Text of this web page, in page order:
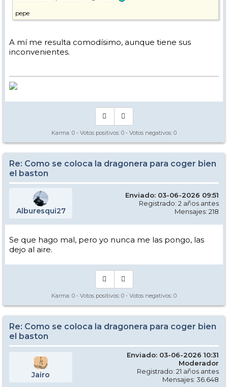
pepe
A mí me resulta comodísimo, aunque tiene sus
inconvenientes.
Karma: 0 - Votos positivos: 0 - Votos negativos: 0
Re: Como se coloca la dragonera para coger bien
el baston
Alburesqui27
Enviado: 03-06-2026 09:51
Registrado: 2 años antes
Mensajes: 218
Se que hago mal, pero yo nunca me las pongo, las
dejo al aire.
Karma: 0 - Votos positivos: 0 - Votos negativos: 0
Re: Como se coloca la dragonera para coger bien
el baston
Jairo
Enviado: 03-06-2026 10:31
Moderador
Registrado: 21 años antes
Mensajes: 36.648